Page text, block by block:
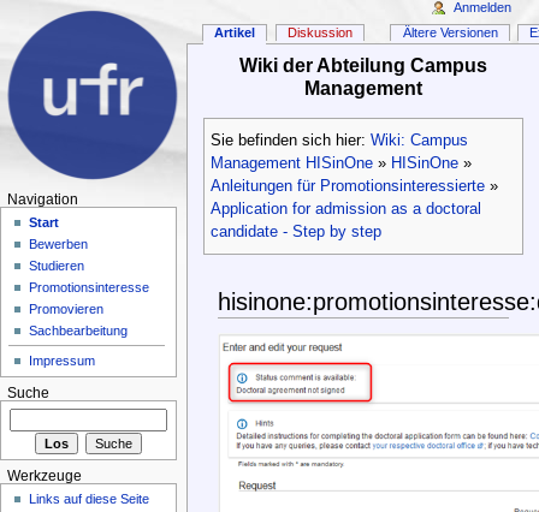
Wiki der Abteilung Campus
Management
Sie befinden sich hier: Wiki: Campus
Management HISinOne» HISinOne»
Anleitungen für Promotionsinteressierte»
Application for admission as a doctoral
candidate - Step by step
Artikel Diskussion Ältere Versionen
Anmelden
Navigation
Start
Bewerben
Studieren
Promotionsinteresse
Promovieren
Sachbearbeitung
Impressum
Suche
Werkzeuge
Links auf diese Seite